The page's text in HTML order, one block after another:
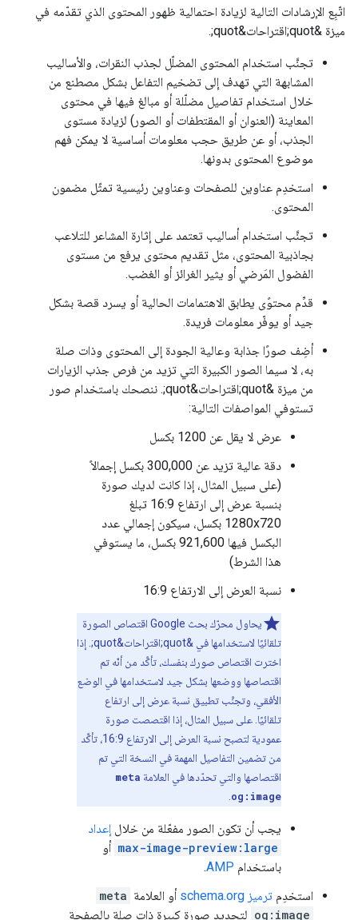
اتّبِع الإرشادات التالية لزيادة احتمالية ظهور المحتوى الذي تقدّمه في
ميزة &quot;اقتراحات&quot;.
تجنَّب استخدام المحتوى المضلّل لجذب النقرات، والأساليب
المشابهة التي تهدف إلى تضخيم التفاعل بشكل مصطنع من
خلال استخدام تفاصيل مضلّلة أو مبالغ فيها في محتوى
المعاينة (العنوان أو المقتطفات أو الصور) لزيادة مستوى
الجذب، أو عن طريق حجب معلومات أساسية لا يمكن فهم
موضوع المحتوى بدونها.
استخدِم عناوين للصفحات وعناوين رئيسية تمثّل مضمون
المحتوى.
تجنَّب استخدام أساليب تعتمد على إثارة المشاعر للتلاعب
بجاذبية المحتوى، مثل تقديم محتوى يرفع من مستوى
الفضول المَرضي أو يثير الغرائز أو الغضب.
قدِّم محتوًى يطابق الاهتمامات الحالية أو يسرد قصة بشكل
جيد أو يوفّر معلومات فريدة.
أضِف صورًا جذابة وعالية الجودة إلى المحتوى وذات صلة
به، لا سيما الصور الكبيرة التي تزيد من فرص جذب الزيارات
من ميزة &quot;اقتراحات&quot;. ننصحك باستخدام صور
تستوفي المواصفات التالية:
عرض لا يقل عن 1200 بكسل
دقة عالية تزيد عن 300,000 بكسل إجمالاً
(على سبيل المثال، إذا كانت لديك صورة
بنسبة عرض إلى ارتفاع 16:9 تبلغ
1280x720 بكسل، سيكون إجمالي عدد
البكسل فيها 921,600 بكسل، ما يستوفي
هذا الشرط)
نسبة العرض إلى الارتفاع 16:9
يحاول محرّك بحث Google اقتصاص الصورة
تلقائيًا لاستخدامها في &quot;اقتراحات&quot;. إذا
اخترت اقتصاص صورك بنفسك، تأكَّد من أنّه تم
اقتصاصها ووضعها بشكل جيد لاستخدامها في الوضع
الأفقي، وتجنَّب تطبيق نسبة عرض إلى ارتفاع
تلقائيًا. على سبيل المثال، إذا اقتصصت صورة
عمودية لتصبح نسبة العرض إلى الارتفاع 16:9، تأكَّد
من تضمين التفاصيل المهمة في النسخة التي تم
اقتصاصها والتي تحدّدها في العلامة meta
og:image
يجب أن تكون الصور مفعّلة من خلال إعداد
max-image-preview:large أو
باستخدام AMP
.
استخدِم ترميز schema.org أو العلامة meta
og:image لتحديد صورة كبيرة ذات صلة بالصفحة